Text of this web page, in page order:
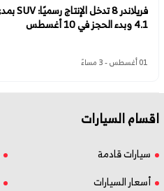
4.1 وبدء الحجز في 10 أغسطس
01 أغسطس - 3 مساءً
اقسام السيارات
سيارات قادمة
أسعار السيارات